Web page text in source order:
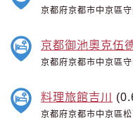
京都府京都市中京區
京都御池奧克伍
京都府京都市中京區
料理旅館吉川
京都府京都市中京區